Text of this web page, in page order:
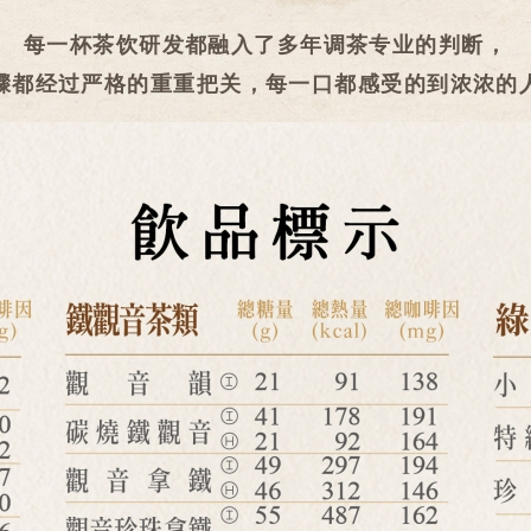
每一杯茶饮研发都融入了多年调茶专业的判断，
都经过严格的重重把关，每一口都感受的到浓浓的